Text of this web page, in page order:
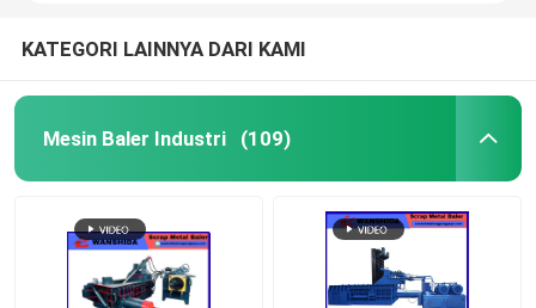
Mesin Baler Logam Hidrolik
Mesin Baler Logam Bekas
Press Briket Logam
KATEGORI LAINNYA DARI KAMI
Mesin Baler Industri (109)